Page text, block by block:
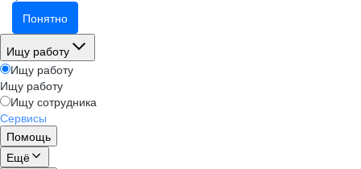
Понятно
Ищу работу
Ищу работу
Ищу работу
Ищу сотрудника
Сервисы
Помощь
Ещё